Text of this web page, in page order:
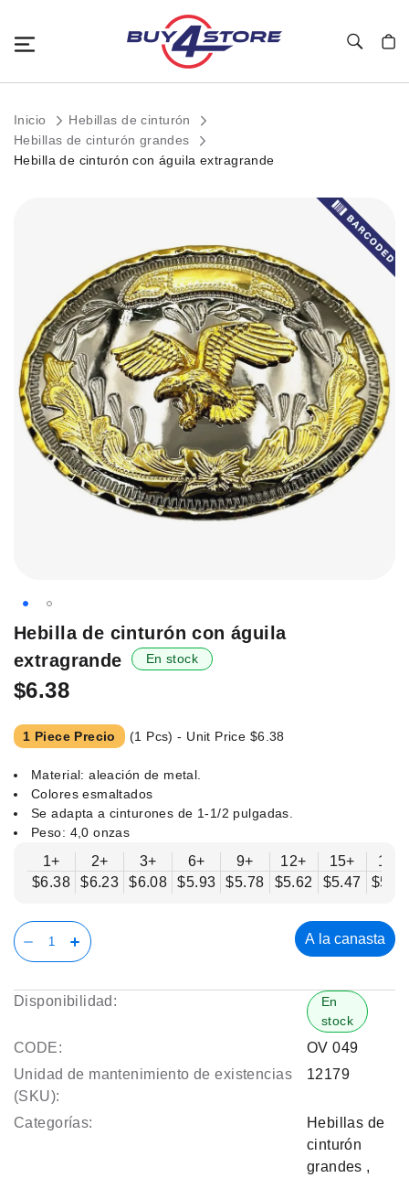
Inicio
Hebillas de cinturón
Hebillas de cinturón grandes
Hebilla de cinturón con águila extragrande
imágenes.
Saltar
principio
de
la
galería
de
Hebilla de cinturón con águila
extragrande
En stock
$6.38
1 Piece Precio (1 Pcs) - Unit Price $6.38
Material: aleación de metal.
Colores esmaltados
Se adapta a cinturones de 1-1/2 pulgadas.
Peso: 4,0 onzas
1+
$6.38
2+
$6.23
3+
$6.08
6+
$5.93
9+
$5.78
12+
$5.62
15+
$5.47
18+
$5.32
A la canasta
Disponibilidad:
En
stock
CODE:
OV 049
Unidad de mantenimiento de existencias
(SKU):
12179
Categorías:
Hebillas de
cinturón
grandes ,